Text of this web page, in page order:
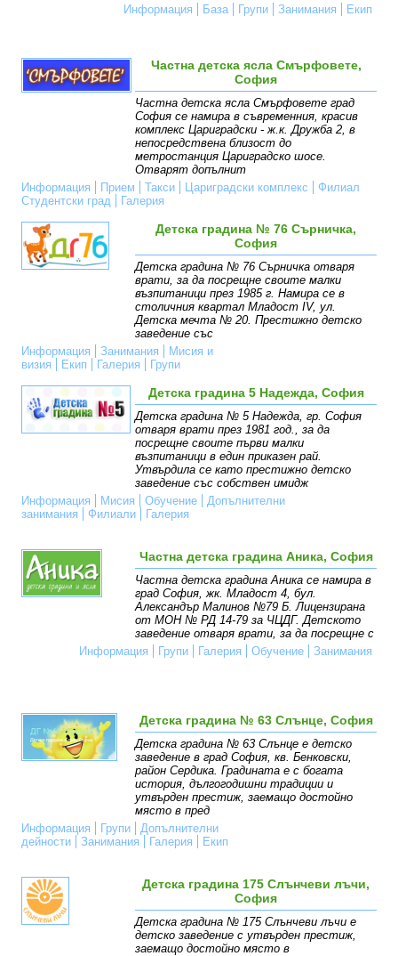
Информация
База Групи Занимания Екип
Частна детска ясла Смърфовете,
София
Частна детска ясла Смърфовете град
София се намира в съвременния, красив
комплекс Цариградски - ж.к. Дружба 2, в
непосредствена близост до
метростанция Цариградско шосе.
Отварят допълнит
Информация
Прием Такси Цариградски комплекс
Филиал
Студентски град
Галерия
Детска градина № 76 Сърничка,
София
Детска градина № 76 Сърничка отваря
врати, за да посрещне своите малки
възпитаници през 1985 г. Намира се в
столичния квартал Младост IV, ул.
Детска мечта № 20. Престижно детско
заведение със
Информация
Занимания
Мисия и
визия
Екип Галерия Групи
Детска градина 5 Надежда, София
Детска градина № 5 Надежда, гр. София
отваря врати през 1981 год., за да
посрещне своите първи малки
възпитаници в един приказен рай.
Утвърдила се като престижно детско
заведение със собствен имидж
Информация
Мисия Обучение
Допълнителни
занимания
Филиали Галерия
Частна детска градина Аника, София
Частна детска градина Аника се намира в
град София, жк. Младост 4, бул.
Александър Малинов №79 Б. Лицензирана
от МОН № РД 14-79 за ЧЦДГ. Детското
заведение отваря врати, за да посрещне с
Информация
Групи Галерия Обучение Занимания
Детска градина № 63 Слънце, София
Детска градина № 63 Слънце е детско
заведение в град София, кв. Бенковски,
район Сердика. Градината е с богата
история, дългогодишни традиции и
утвърден престиж, заемащо достойно
място в пред
Информация
Групи
Допълнителни
дейности
Занимания Галерия Екип
Детска градина 175 Слънчеви лъчи,
София
Детска градина № 175 Слънчеви лъчи e
детско заведение с утвърден престиж,
заемащо достойно място в